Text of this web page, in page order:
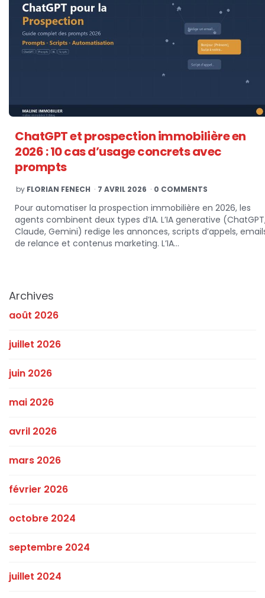
ChatGPT et prospection immobilière en
2026 : 10 cas d’usage concrets avec
prompts
POSTED
BY
by FLORIAN FENECH 7 AVRIL 2026 0 COMMENTS
Pour automatiser la prospection immobilière en 2026, les
agents combinent deux types d’IA. L’IA generative
Claude, Gemini) redige les annonces, scripts d’appels,
de relance et contenus marketing. L’IA…
Archives
août 2026
juillet 2026
juin 2026
mai 2026
avril 2026
mars 2026
février 2026
octobre 2024
septembre 2024
juillet 2024